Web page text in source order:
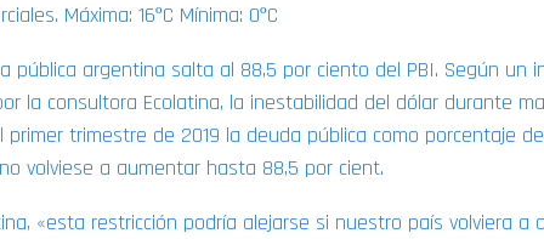
Máxima: 16ºC Mínima: 0ºC
pública argentina salta al 88,5 por ciento del PBI. Según un
la consultora Ecolatina, la inestabilidad del dólar durante
primer trimestre de 2019 la deuda pública como porcentaje
volviese a aumentar hasta 88,5 por cient.
«esta restricción podría alejarse si nuestro país volviera a